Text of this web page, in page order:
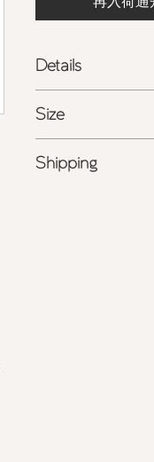
Details
- フロントには
- 日本製
ポリエステル
Size
Shipping